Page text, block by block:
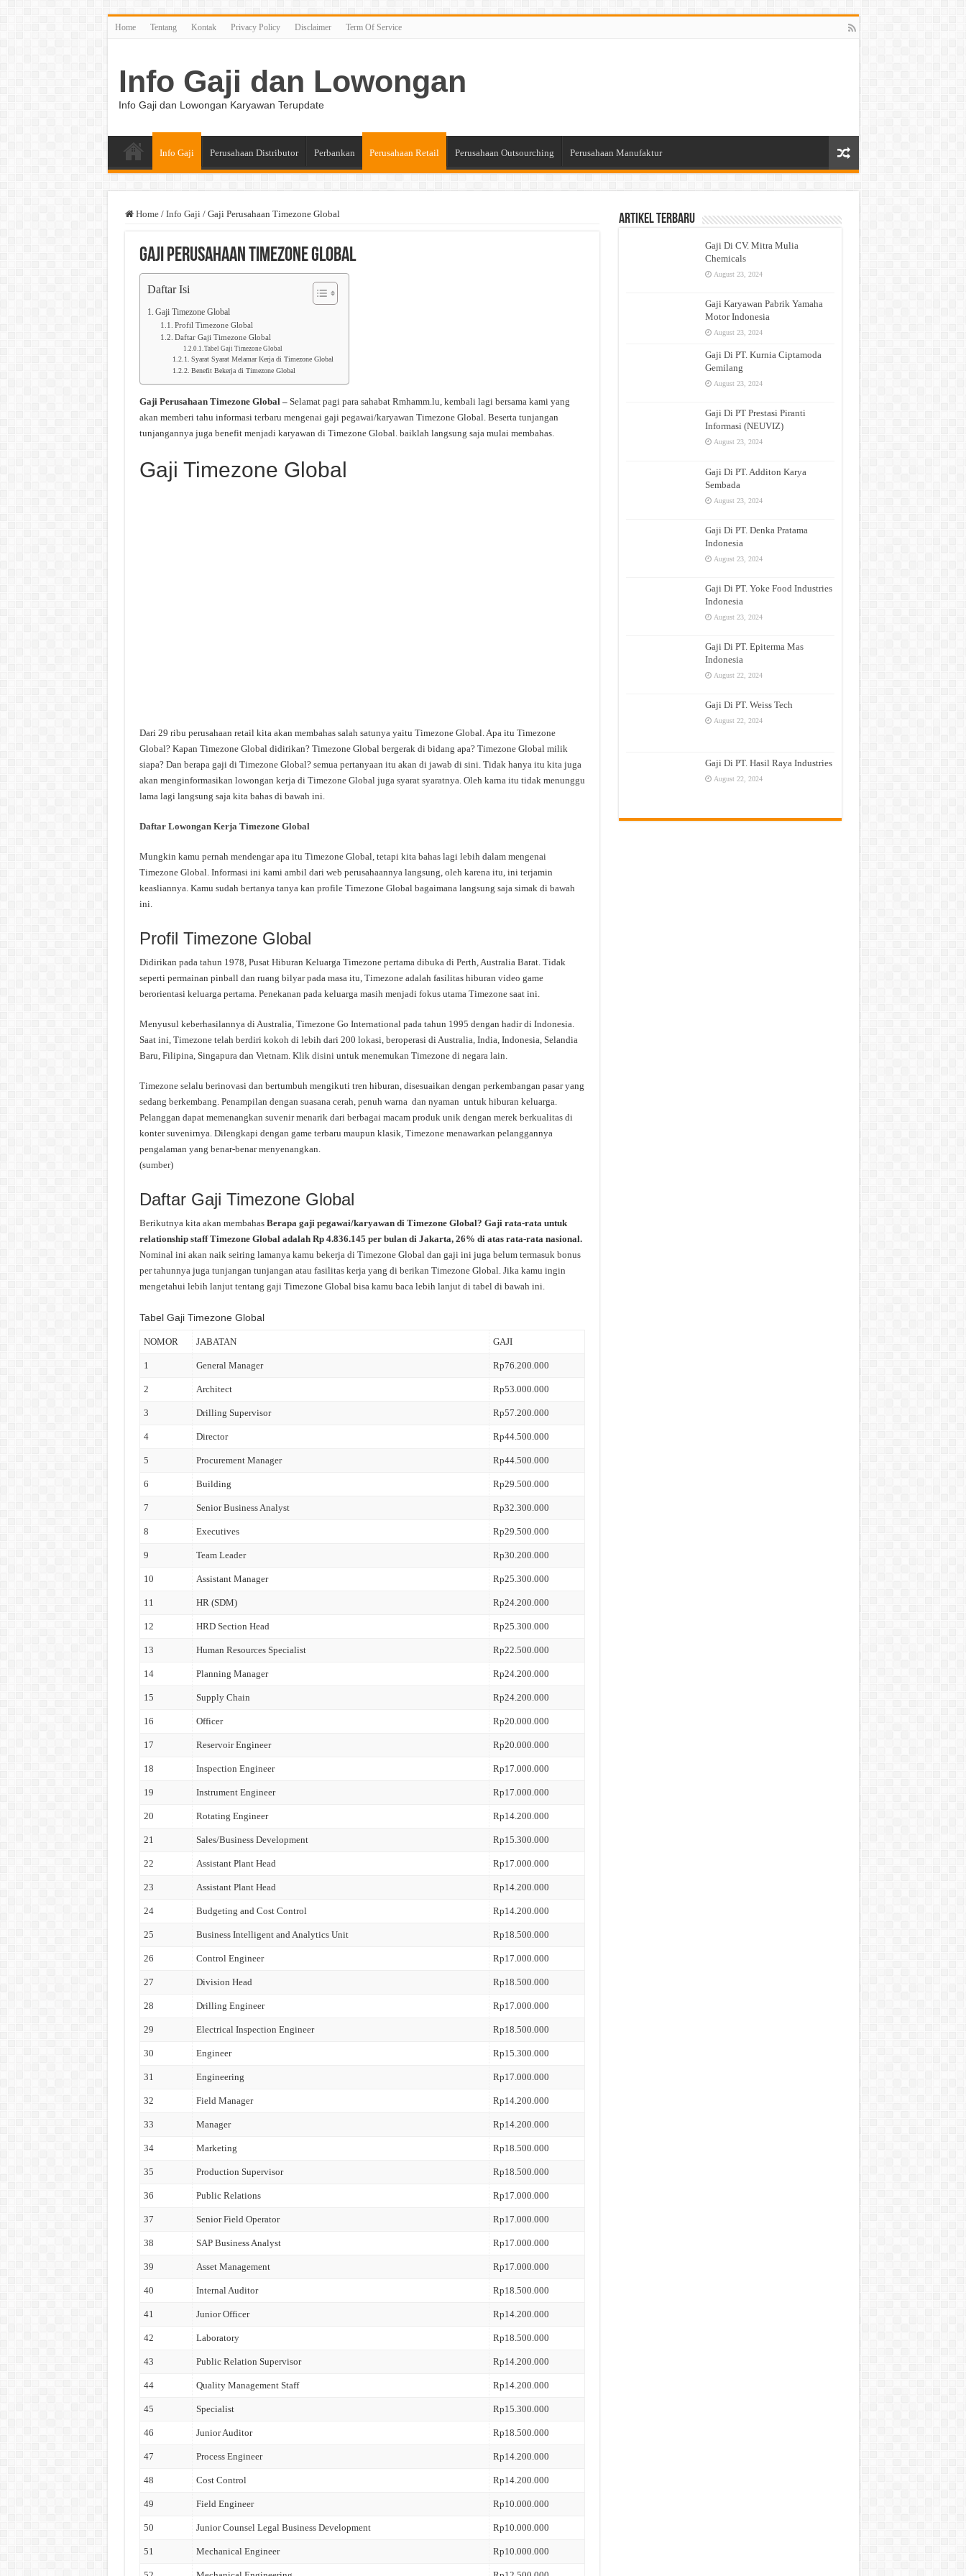
Home Tentang Kontak Privacy Policy Disclaimer Term Of Service
Info Gaji dan Lowongan
Info Gaji dan Lowongan Karyawan Terupdate
Info Gaji Perusahaan Distributor Perbankan Perusahaan Retail Perusahaan Outsourching Perusahaan Manufaktur
Home / Info Gaji / Gaji Perusahaan Timezone Global
Gaji Perusahaan Timezone Global
Daftar Isi
Gaji Timezone Global
Profil Timezone Global
Daftar Gaji Timezone Global
Tabel Gaji Timezone Global
Syarat Syarat Melamar Kerja di Timezone Global
Benefit Bekerja di Timezone Global
Gaji Perusahaan Timezone Global – Selamat pagi para sahabat Rmhamm.lu, kembali lagi bersama kami yang
akan memberi tahu informasi terbaru mengenai gaji pegawai/karyawan Timezone Global. Beserta tunjangan
tunjangannya juga benefit menjadi karyawan di Timezone Global. baiklah langsung saja mulai membahas.
Gaji Timezone Global
Dari 29 ribu perusahaan retail kita akan membahas salah satunya yaitu Timezone Global. Apa itu Timezone
Global? Kapan Timezone Global didirikan? Timezone Global bergerak di bidang apa? Timezone Global milik
siapa? Dan berapa gaji di Timezone Global? semua pertanyaan itu akan di jawab di sini. Tidak hanya itu kita juga
akan menginformasikan lowongan kerja di Timezone Global juga syarat syaratnya. Oleh karna itu tidak menunggu
lama lagi langsung saja kita bahas di bawah ini.
Daftar Lowongan Kerja Timezone Global
Mungkin kamu pernah mendengar apa itu Timezone Global, tetapi kita bahas lagi lebih dalam mengenai
Timezone Global. Informasi ini kami ambil dari web perusahaannya langsung, oleh karena itu, ini terjamin
keasliannya. Kamu sudah bertanya tanya kan profile Timezone Global bagaimana langsung saja simak di bawah
ini.
Profil Timezone Global
Didirikan pada tahun 1978, Pusat Hiburan Keluarga Timezone pertama dibuka di Perth, Australia Barat. Tidak
seperti permainan pinball dan ruang bilyar pada masa itu, Timezone adalah fasilitas hiburan video game
berorientasi keluarga pertama. Penekanan pada keluarga masih menjadi fokus utama Timezone saat ini.
Menyusul keberhasilannya di Australia, Timezone Go International pada tahun 1995 dengan hadir di Indonesia.
Saat ini, Timezone telah berdiri kokoh di lebih dari 200 lokasi, beroperasi di Australia, India, Indonesia, Selandia
Baru, Filipina, Singapura dan Vietnam. Klik disiniuntuk menemukan Timezone di negara lain.
Timezone selalu berinovasi dan bertumbuh mengikuti tren hiburan, disesuaikan dengan perkembangan pasar yang
sedang berkembang. Penampilan dengan suasana cerah, penuh warna dan nyaman untuk hiburan keluarga.
Pelanggan dapat memenangkan suvenir menarik dari berbagai macam produk unik dengan merek berkualitas di
konter suvenirnya. Dilengkapi dengan game terbaru maupun klasik, Timezone menawarkan pelanggannya
pengalaman yang benar-benar menyenangkan.
(sumber)
Daftar Gaji Timezone Global
Berikutnya kita akan membahas Berapa gaji pegawai/karyawan di Timezone Global? Gaji rata-rata untuk
relationship staff Timezone Global adalah Rp 4.836.145 per bulan di Jakarta, 26% di atas rata-rata nasional.
Nominal ini akan naik seiring lamanya kamu bekerja di Timezone Global dan gaji ini juga belum termasuk bonus
per tahunnya juga tunjangan tunjangan atau fasilitas kerja yang di berikan Timezone Global. Jika kamu ingin
mengetahui lebih lanjut tentang gaji Timezone Global bisa kamu baca lebih lanjut di tabel di bawah ini.
Tabel Gaji Timezone Global
NOMOR JABATAN GAJI
1 General Manager Rp76.200.000
2 Architect Rp53.000.000
3 Drilling Supervisor Rp57.200.000
4 Director Rp44.500.000
5 Procurement Manager Rp44.500.000
6 Building Rp29.500.000
7 Senior Business Analyst Rp32.300.000
8 Executives Rp29.500.000
9 Team Leader Rp30.200.000
10 Assistant Manager Rp25.300.000
11 HR (SDM) Rp24.200.000
12 HRD Section Head Rp25.300.000
13 Human Resources Specialist Rp22.500.000
14 Planning Manager Rp24.200.000
15 Supply Chain Rp24.200.000
16 Officer Rp20.000.000
17 Reservoir Engineer Rp20.000.000
18 Inspection Engineer Rp17.000.000
19 Instrument Engineer Rp17.000.000
20 Rotating Engineer Rp14.200.000
21 Sales/Business Development Rp15.300.000
22 Assistant Plant Head Rp17.000.000
23 Assistant Plant Head Rp14.200.000
24 Budgeting and Cost Control Rp14.200.000
25 Business Intelligent and Analytics Unit Rp18.500.000
26 Control Engineer Rp17.000.000
27 Division Head Rp18.500.000
28 Drilling Engineer Rp17.000.000
29 Electrical Inspection Engineer Rp18.500.000
30 Engineer Rp15.300.000
31 Engineering Rp17.000.000
32 Field Manager Rp14.200.000
33 Manager Rp14.200.000
34 Marketing Rp18.500.000
35 Production Supervisor Rp18.500.000
36 Public Relations Rp17.000.000
37 Senior Field Operator Rp17.000.000
38 SAP Business Analyst Rp17.000.000
39 Asset Management Rp17.000.000
40 Internal Auditor Rp18.500.000
41 Junior Officer Rp14.200.000
42 Laboratory Rp18.500.000
43 Public Relation Supervisor Rp14.200.000
44 Quality Management Staff Rp14.200.000
45 Specialist Rp15.300.000
46 Junior Auditor Rp18.500.000
47 Process Engineer Rp14.200.000
48 Cost Control Rp14.200.000
49 Field Engineer Rp10.000.000
50 Junior Counsel Legal Business Development Rp10.000.000
51 Mechanical Engineer Rp10.000.000
Artikel Terbaru
Gaji Di CV. Mitra Mulia
Chemicals
August 23, 2024
Gaji Karyawan Pabrik Yamaha
Motor Indonesia
August 23, 2024
Gaji Di PT. Kurnia Ciptamoda
Gemilang
August 23, 2024
Gaji Di PT Prestasi Piranti
Informasi (NEUVIZ)
August 23, 2024
Gaji Di PT. Additon Karya
Sembada
August 23, 2024
Gaji Di PT. Denka Pratama
Indonesia
August 23, 2024
Gaji Di PT. Yoke Food Industries
Indonesia
August 23, 2024
Gaji Di PT. Epiterma Mas
Indonesia
August 22, 2024
Gaji Di PT. Weiss Tech
August 22, 2024
Gaji Di PT. Hasil Raya Industries
August 22, 2024